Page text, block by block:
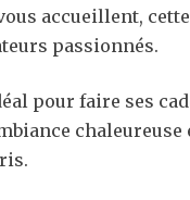
accueillent,
passionnés.
pour faire ses
chaleureuse